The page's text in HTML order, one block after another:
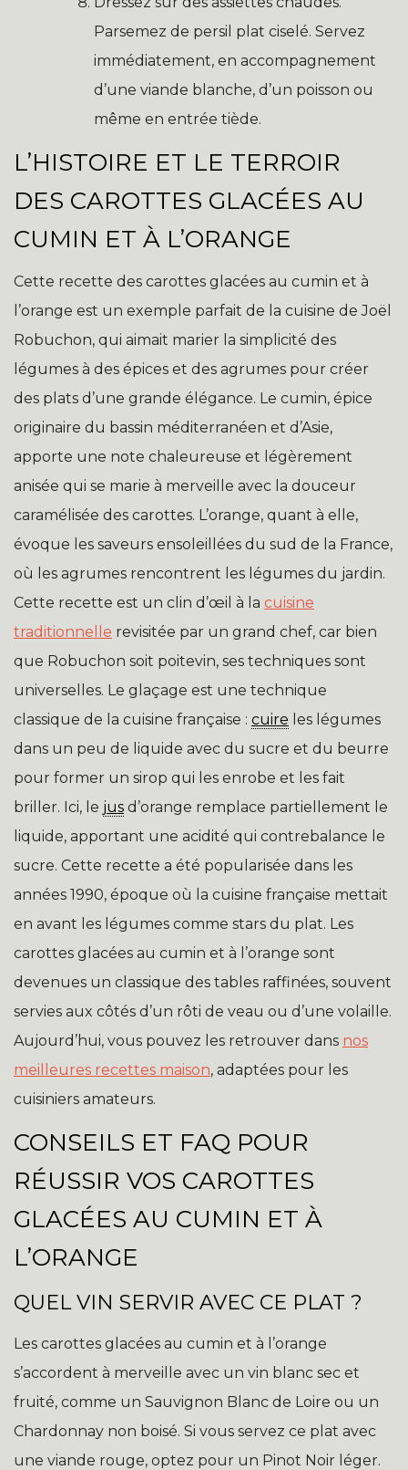
Parsemez de persil plat ciselé. Servez
immédiatement, en accompagnement
d’une viande blanche, d’un poisson ou
même en entrée tiède.
L’HISTOIRE ET LE TERROIR
DES CAROTTES GLACÉES AU
CUMIN ET À L’ORANGE
Cette recette des carottes glacées au cumin et à
l’orange est un exemple parfait de la cuisine de Joël
Robuchon, qui aimait marier la simplicité des
légumes à des épices et des agrumes pour créer
des plats d’une grande élégance. Le cumin, épice
originaire du bassin méditerranéen et d’Asie,
apporte une note chaleureuse et légèrement
anisée qui se marie à merveille avec la douceur
caramélisée des carottes. L’orange, quant à elle,
évoque les saveurs ensoleillées du sud de la France,
où les agrumes rencontrent les légumes du jardin.
Cette recette est un clin d’œil à la cuisine
traditionnelle revisitée par un grand chef, car bien
que Robuchon soit poitevin, ses techniques sont
universelles. Le glaçage est une technique
classique de la cuisine française : cuire les légumes
dans un peu de liquide avec du sucre et du beurre
pour former un sirop qui les enrobe et les fait
briller. Ici, le jus d’orange remplace partiellement le
liquide, apportant une acidité qui contrebalance le
sucre. Cette recette a été popularisée dans les
années 1990, époque où la cuisine française mettait
en avant les légumes comme stars du plat. Les
carottes glacées au cumin et à l’orange sont
devenues un classique des tables raffinées, souvent
servies aux côtés d’un rôti de veau ou d’une volaille.
Aujourd’hui, vous pouvez les retrouver dans nos
meilleures recettes maison, adaptées pour les
cuisiniers amateurs.
CONSEILS ET FAQ POUR
RÉUSSIR VOS CAROTTES
GLACÉES AU CUMIN ET À
L’ORANGE
QUEL VIN SERVIR AVEC CE PLAT ?
Les carottes glacées au cumin et à l’orange
s’accordent à merveille avec un vin blanc sec et
fruité, comme un Sauvignon Blanc de Loire ou un
Chardonnay non boisé. Si vous servez ce plat avec
une viande rouge, optez pour un Pinot Noir léger.